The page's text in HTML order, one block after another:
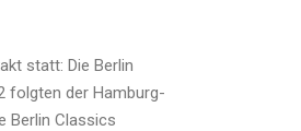
statt: Die Berlin
folgten der Hamburg-
Berlin Classics